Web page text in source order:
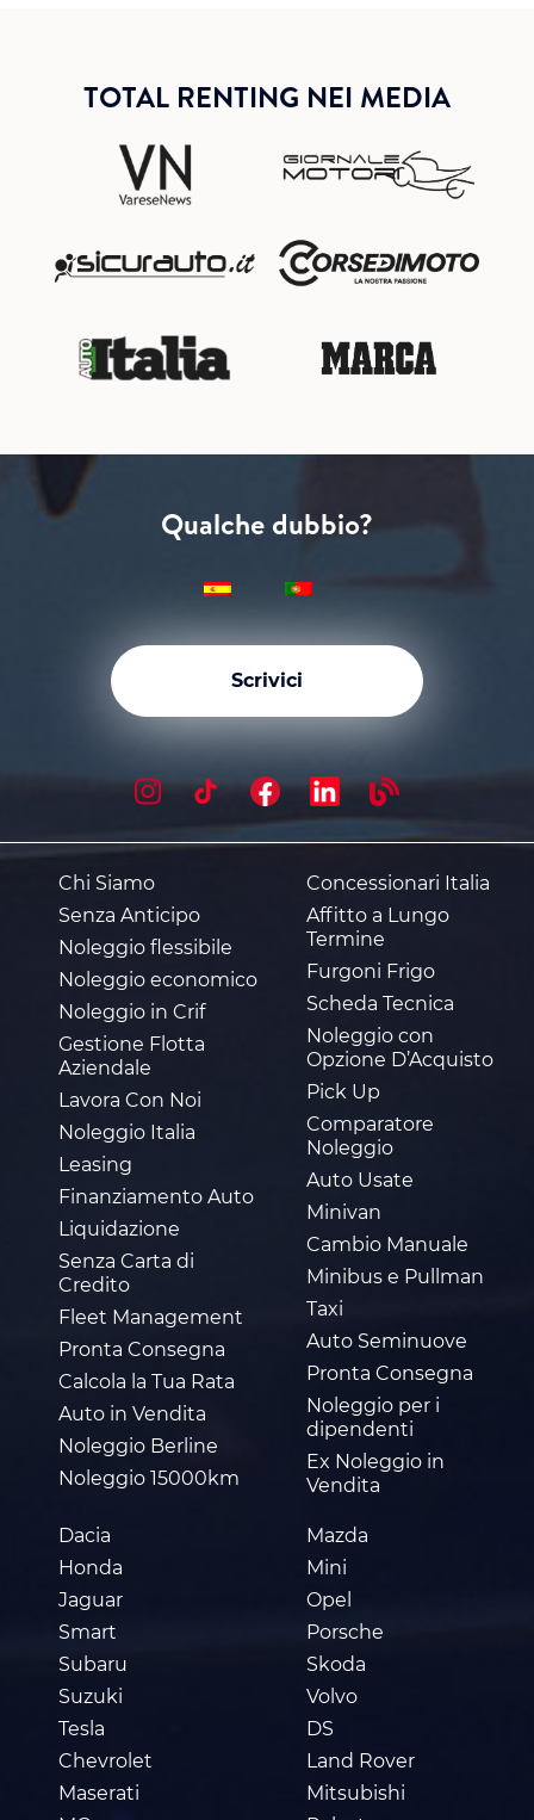
TOTAL RENTING NEI MEDIA
Qualche dubbio?
Scrivici
Chi Siamo
Senza Anticipo
Noleggio flessibile
Noleggio economico
Noleggio in Crif
Gestione Flotta
Aziendale
Lavora Con Noi
Noleggio Italia
Leasing
Finanziamento Auto
Liquidazione
Senza Carta di
Credito
Fleet Management
Pronta Consegna
Calcola la Tua Rata
Auto in Vendita
Noleggio Berline
Noleggio 15000km
Dacia
Honda
Jaguar
Smart
Subaru
Suzuki
Tesla
Chevrolet
Maserati
Mazda
Mini
Opel
Porsche
Skoda
Volvo
DS
Land Rover
Mitsubishi
Concessionari Italia
Affitto a Lungo
Termine
Furgoni Frigo
Scheda Tecnica
Noleggio con
Opzione D’Acquisto
Pick Up
Comparatore
Noleggio
Auto Usate
Minivan
Cambio Manuale
Minibus e Pullman
Taxi
Auto Seminuove
Pronta Consegna
Noleggio per i
dipendenti
Ex Noleggio in
Vendita